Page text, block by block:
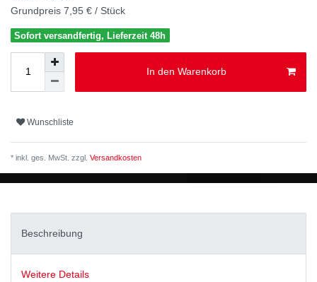
Grundpreis 7,95 € / Stück
Sofort versandfertig, Lieferzeit 48h
In den Warenkorb
Wunschliste
* inkl. ges. MwSt. zzgl. Versandkosten
Beschreibung
Weitere Details